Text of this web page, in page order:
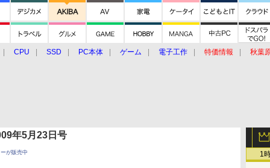
CPU SSD PC本体 ゲーム 電子工作 特価情報
秋葉
1
年5月23日号
が販売中